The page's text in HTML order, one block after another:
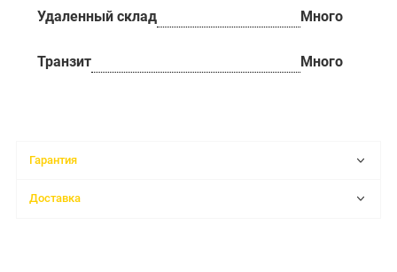
Удаленный склад Много
Транзит Много
Гарантия
Доставка